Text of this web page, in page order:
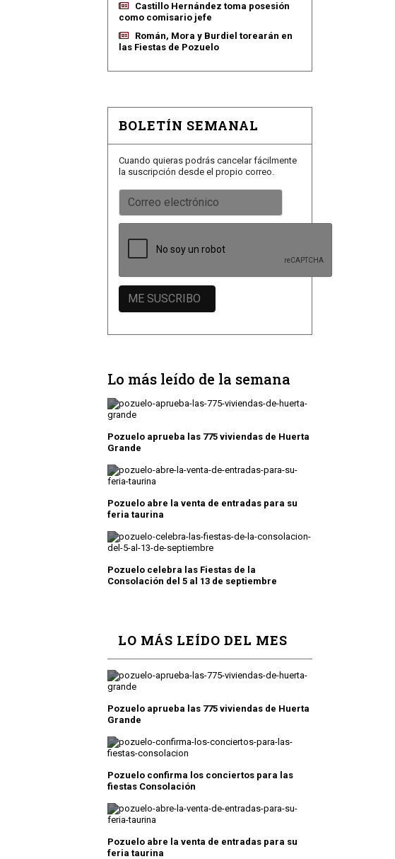
Castillo Hernández toma posesión
como comisario jefe
Román, Mora y Burdiel torearán en
las Fiestas de Pozuelo
BOLETÍN SEMANAL
Cuando quieras podrás cancelar fácilmente
la suscripción desde el propio correo.
Lo más leído de la semana
Pozuelo aprueba las 775 viviendas de Huerta
Grande
Pozuelo abre la venta de entradas para su
feria taurina
Pozuelo celebra las Fiestas de la
Consolación del 5 al 13 de septiembre
LO MÁS LEÍDO DEL MES
Pozuelo aprueba las 775 viviendas de Huerta
Grande
Pozuelo confirma los conciertos para las
fiestas Consolación
Pozuelo abre la venta de entradas para su
feria taurina